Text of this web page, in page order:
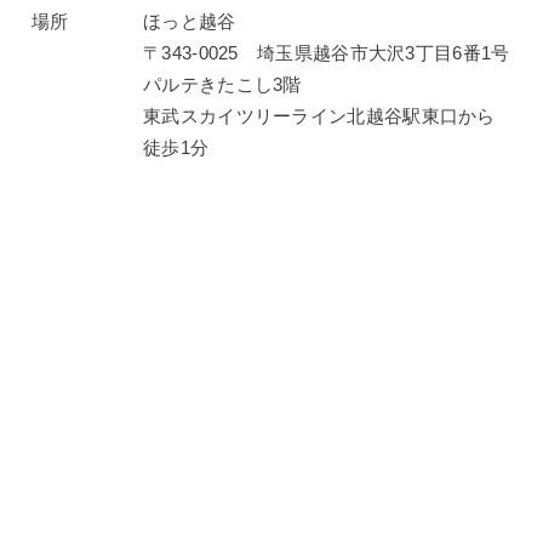
場所
ほっと越谷
〒343-0025 埼玉県越谷市大沢3丁目6番1号
パルテきたこし3階
東武スカイツリーライン北越谷駅東口から
徒歩1分